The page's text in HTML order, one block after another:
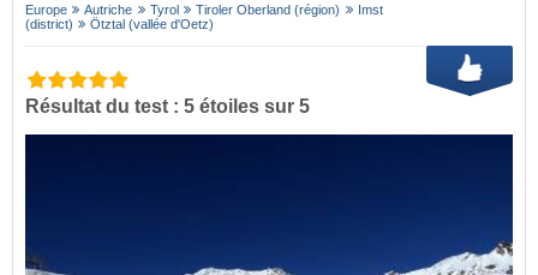
Europe Autriche Tyrol Tiroler Oberland (région)
Imst
(district)
Ötztal (vallée d'Oetz)
Résultat du test : 5 étoiles sur 5